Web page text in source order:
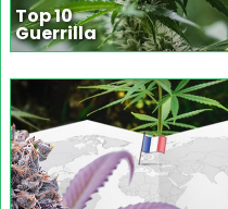
Top 10
Guerrilla